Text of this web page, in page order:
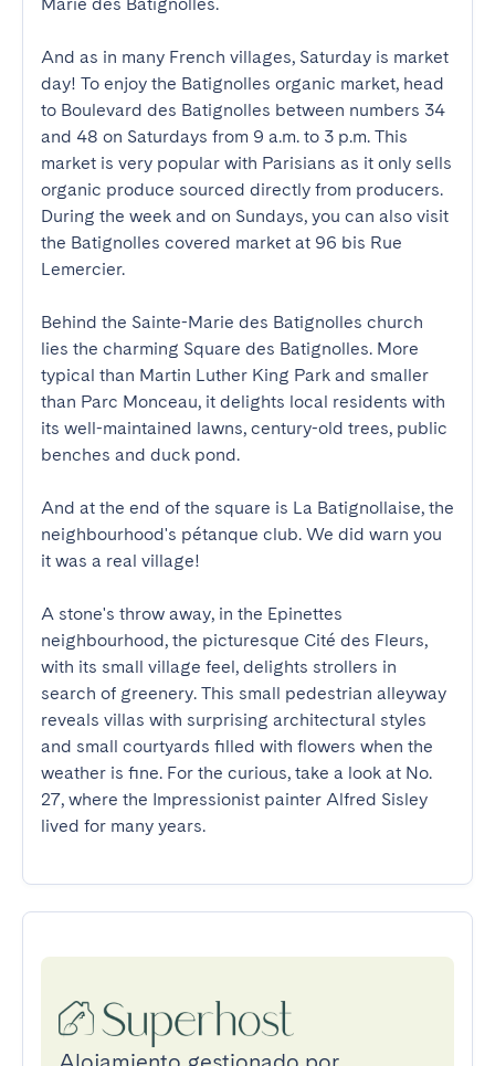
And as in many French villages, Saturday is market
day! To enjoy the Batignolles organic market, head
to Boulevard des Batignolles between numbers 34
and 48 on Saturdays from 9 a.m. to 3 p.m. This
market is very popular with Parisians as it only sells
organic produce sourced directly from producers.
During the week and on Sundays, you can also visit
the Batignolles covered market at 96 bis Rue
Lemercier.
Behind the Sainte-Marie des Batignolles church
lies the charming Square des Batignolles. More
typical than Martin Luther King Park and smaller
than Parc Monceau, it delights local residents with
its well-maintained lawns, century-old trees, public
benches and duck pond.
And at the end of the square is La Batignollaise, the
neighbourhood's pétanque club. We did warn you
it was a real village!
A stone's throw away, in the Epinettes
neighbourhood, the picturesque Cité des Fleurs,
with its small village feel, delights strollers in
search of greenery. This small pedestrian alleyway
reveals villas with surprising architectural styles
and small courtyards filled with flowers when the
weather is fine. For the curious, take a look at No.
27, where the Impressionist painter Alfred Sisley
lived for many years.